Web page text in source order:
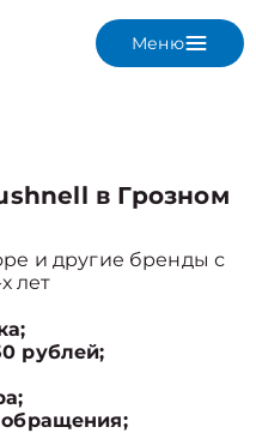
Меню
в Грозном
и другие бренды с
лет
рублей;
обращения;